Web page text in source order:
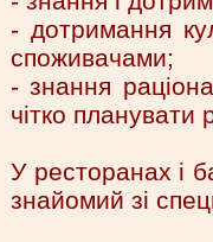
- дотримання
споживачами;
- знання
чітко планувати
У ресторанах і
знайомий зі